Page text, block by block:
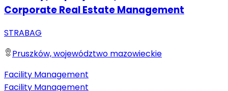
Corporate Real Estate Management
STRABAG
Pruszków, województwo mazowieckie
Facility Management
Facility Management